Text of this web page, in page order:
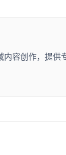
内容创作，提供